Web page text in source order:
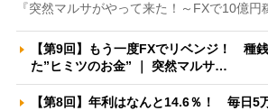
『突然マルサがやって来た！～FXで10億円
【第9回】もう一度FXでリベンジ！ 種
た”ヒミツのお金” ｜ 突然マルサ…
【第8回】年利はなんと14.6％！ 毎日5